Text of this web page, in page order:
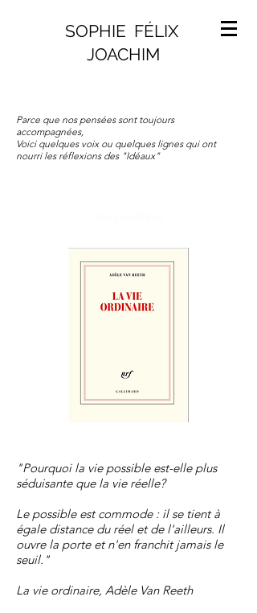
SOPHIE FÉLIX
JOACHIM
Parce que nos pensées sont toujours
accompagnées,
Voici quelques voix ou quelques lignes qui ont
nourri les réflexions des "Idéaux"
"Pourquoi la vie possible est-elle plus
séduisante que la vie réelle?
Le possible est commode : il se tient à
égale distance du réel et de l'ailleurs. Il
ouvre la porte et n'en franchit jamais le
seuil."
La vie ordinaire, Adèle Van Reeth